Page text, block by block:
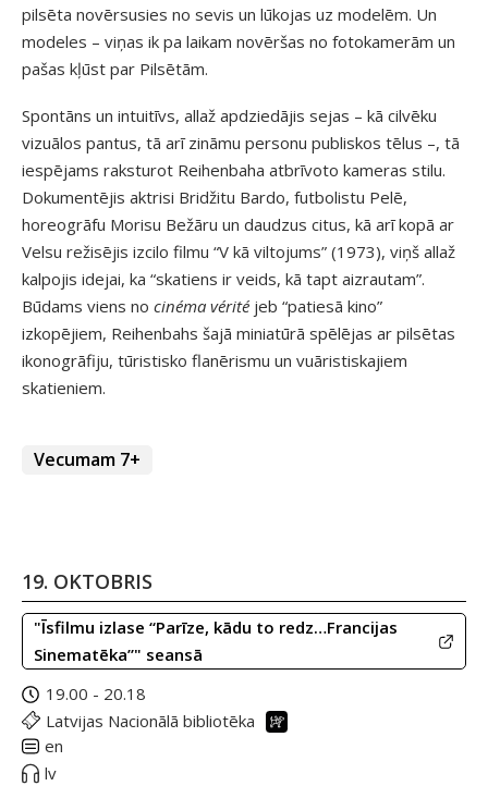
pilsēta novērsusies no sevis un lūkojas uz modelēm. Un
modeles – viņas ik pa laikam novēršas no fotokamerām un
pašas kļūst par Pilsētām.
Spontāns un intuitīvs, allaž apdziedājis sejas – kā cilvēku
vizuālos pantus, tā arī zināmu personu publiskos tēlus –, tā
iespējams raksturot Reihenbaha atbrīvoto kameras stilu.
Dokumentējis aktrisi Bridžitu Bardo, futbolistu Pelē,
horeogrāfu Morisu Bežāru un daudzus citus, kā arī kopā ar
Velsu režisējis izcilo filmu “V kā viltojums” (1973), viņš allaž
kalpojis idejai, ka “skatiens ir veids, kā tapt aizrautam”.
Būdams viens no cinéma vérité jeb “patiesā kino”
izkopējiem, Reihenbahs šajā miniatūrā spēlējas ar pilsētas
ikonogrāfiju, tūristisko flanērismu un vuāristiskajiem
skatieniem.
Vecumam 7+
19. OKTOBRIS
"Īsfilmu izlase “Parīze, kādu to redz…Francijas
Sinematēka”" seansā
19.00 - 20.18
Latvijas Nacionālā bibliotēka
en
lv